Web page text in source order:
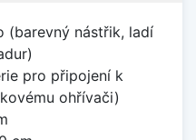
(barevný nástřik, ladí
pro připojení k
ohřívači)